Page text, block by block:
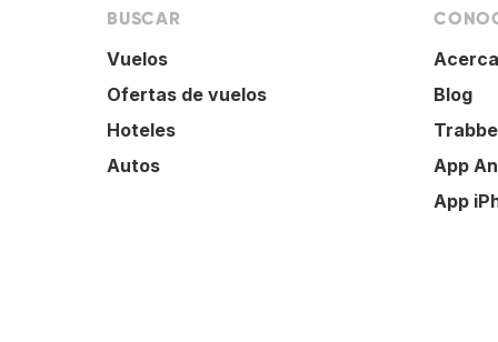
BUSCAR
Vuelos
Ofertas de vuelos
Hoteles
Autos
Blog
App
App